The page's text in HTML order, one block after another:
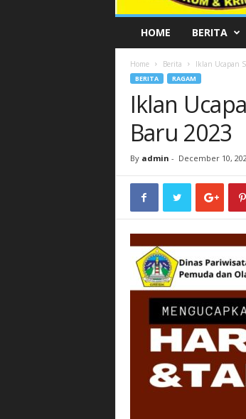
L
HOME BERITA
Home Berita Iklan Ucapan
BERITA RAGAM
Iklan
Baru 2023
By admin - December 10,